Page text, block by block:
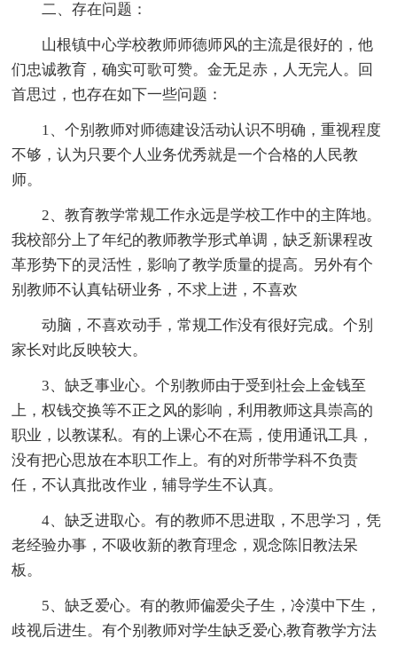
二、存在问题：
山根镇中心学校教师师德师风的主流是很好的，他
们忠诚教育，确实可歌可赞。金无足赤，人无完人。回
首思过，也存在如下一些问题：
1、个别教师对师德建设活动认识不明确，重视程度
不够，认为只要个人业务优秀就是一个合格的人民教
师。
2、教育教学常规工作永远是学校工作中的主阵地。
我校部分上了年纪的教师教学形式单调，缺乏新课程改
革形势下的灵活性，影响了教学质量的提高。另外有个
别教师不认真钻研业务，不求上进，不喜欢
动脑，不喜欢动手，常规工作没有很好完成。个别
家长对此反映较大。
3、缺乏事业心。个别教师由于受到社会上金钱至
上，权钱交换等不正之风的影响，利用教师这具崇高的
职业，以教谋私。有的上课心不在焉，使用通讯工具，
没有把心思放在本职工作上。有的对所带学科不负责
任，不认真批改作业，辅导学生不认真。
4、缺乏进取心。有的教师不思进取，不思学习，凭
老经验办事，不吸收新的教育理念，观念陈旧教法呆
板。
5、缺乏爱心。有的教师偏爱尖子生，冷漠中下生，
歧视后进生。有个别教师对学生缺乏爱心,教育教学方法